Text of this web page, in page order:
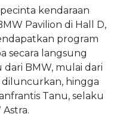
kendaraan
Pavilion di Hall D,
program
secara langsung
BMW, mulai dari
diluncurkan, hingga
Tanu, selaku